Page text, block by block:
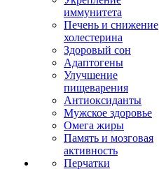
иммунитета
Печень и снижение
холестерина
Здоровый сон
Адаптогены
Улучшение
пищеварения
Антиоксиданты
Мужское здоровье
Омега жиры
Память и мозговая
активность
Перчатки